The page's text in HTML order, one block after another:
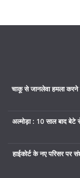
चाकू से जानलेवा हमला करने
अल्मोड़ा : 10 साल बाद बेटे
हाईकोर्ट के नए परिसर पर